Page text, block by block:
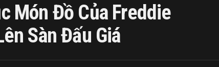
Món Đồ Của Freddie
Sàn Đấu Giá